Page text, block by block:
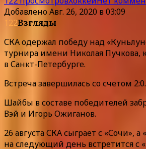
ДобавленоАвг. 26, 2020 в 03:09
122Взгляды
СКА одержал победу над
турнира имени Николая Пучкова,
в Санкт-Петербурге.
Встреча завершилась со счетом 2:0.
Шайбы в составе победителей
Вэй и Игорь Ожиганов.
26 августа СКА сыграет с «Сочи», а
на следующий день встретится с